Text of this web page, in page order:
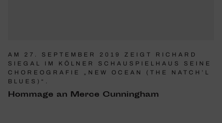
AM 27. SEPTEMBER 2019 ZEIGT RICHARD
SIEGAL IM KÖLNER SCHAUSPIELHAUS SEINE
CHOREOGRAFIE „NEW OCEAN (THE NATCH’L
BLUES)“.
Hommage an Merce Cunningham